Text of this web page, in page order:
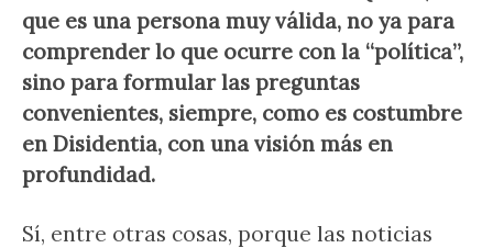
que es una persona muy válida, no ya para
comprender lo que ocurre con la “política”,
sino para formular las preguntas
convenientes, siempre, como es costumbre
en Disidentia, con una visión más en
profundidad.
Sí, entre otras cosas, porque las noticias